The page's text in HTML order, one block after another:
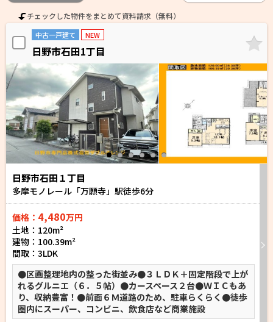
チェックした物件をまとめて資料請求（無料）
中古一戸建て NEW
日野市石田1丁目
日野市石田１丁目
多摩モノレール「万願寺」駅徒歩6分
価格： 4,480万円
土地：120m²
建物：100.39m²
間取：3LDK
●区画整理地内の整った街並み●３ＬＤＫ＋固定階段で上が
れるグルニエ（６．５帖）●カースペース２台●ＷＩＣもあ
り、収納豊富！●前面６Ｍ道路のため、駐車らくらく●徒歩
圏内にスーパー、コンビニ、飲食店など商業施設